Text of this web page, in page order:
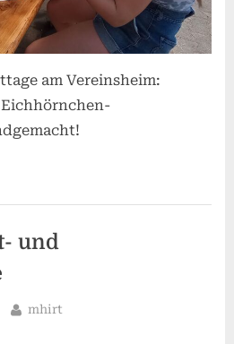
am Vereinsheim:
und
By
mhirt